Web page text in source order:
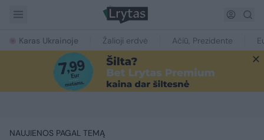
Karas Ukrainoje Žalioji erdvė Ačiū, Prezidente
NAUJIENOS PAGAL TEMĄ